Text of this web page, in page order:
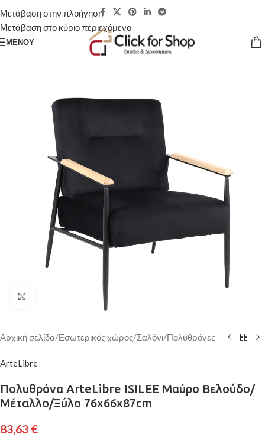
Μετάβαση στην πλοήγηση
Μετάβαση στο κύριο περιεχόμενο
ΜΕΝΟΎ
Κάντε κλικ για μεγέθυνση
Αρχική σελίδα/Εσωτερικός χώρος/Σαλόνι/Πολυθρόνες
ArteLibre
Πολυθρόνα ArteLibre ISILEE Μαύρο Βελούδο/
Μέταλλο/Ξύλο 76x66x87cm
83,63 €